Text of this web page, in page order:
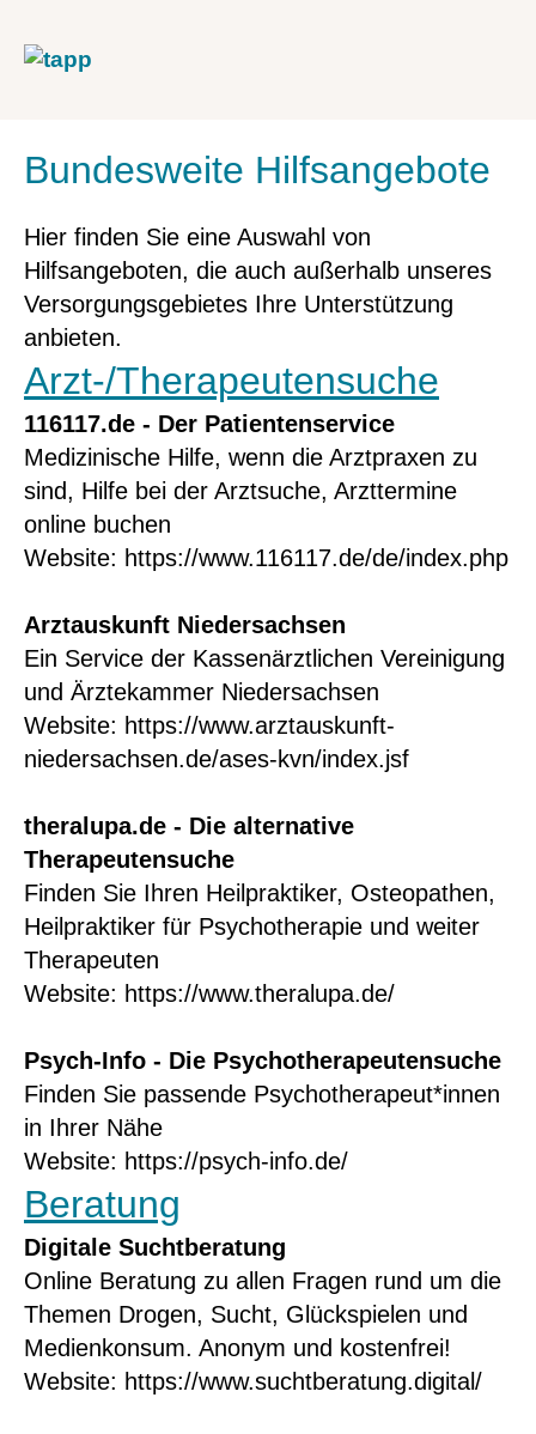
Bundesweite Hilfsangebote
Hier finden Sie eine Auswahl von
Hilfsangeboten, die auch außerhalb unseres
Versorgungsgebietes Ihre Unterstützung
anbieten.
Arzt-/Therapeutensuche
116117.de - Der Patientenservice
Medizinische Hilfe, wenn die Arztpraxen zu
sind, Hilfe bei der Arztsuche, Arzttermine
online buchen
Website: https://www.116117.de/de/index.php
Arztauskunft Niedersachsen
Ein Service der Kassenärztlichen Vereinigung
und Ärztekammer Niedersachsen
Website: https://www.arztauskunft-
niedersachsen.de/ases-kvn/index.jsf
theralupa.de - Die alternative
Therapeutensuche
Finden Sie Ihren Heilpraktiker, Osteopathen,
Heilpraktiker für Psychotherapie und weiter
Therapeuten
Website: https://www.theralupa.de/
Psych-Info - Die Psychotherapeutensuche
Finden Sie passende Psychotherapeut*innen
in Ihrer Nähe
Website: https://psych-info.de/
Beratung
Digitale Suchtberatung
Online Beratung zu allen Fragen rund um die
Themen Drogen, Sucht, Glückspielen und
Medienkonsum. Anonym und kostenfrei!
Website: https://www.suchtberatung.digital/